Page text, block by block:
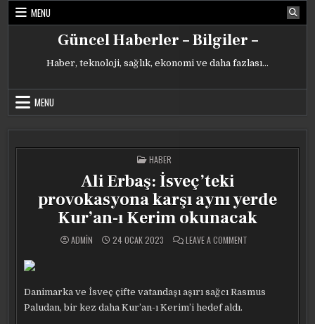
Skip
MENU
Güncel Haberler – Bilgiler –
Haber, teknoloji, sağlık, ekonomi ve daha fazlası…
MENU
POSTED
IN
HABER
Ali Erbaş: İsveç’teki
provokasyona karşı aynı yerde
Kur’an-ı Kerim okunacak
ADMIN 24 OCAK 2023 LEAVE A COMMENT
AYNI
YERDE
Danimarka ve İsveç çifte vatandaşı aşırı sağcı Rasmus
Paludan, bir kez daha Kur’an-ı Kerim’i hedef aldı.